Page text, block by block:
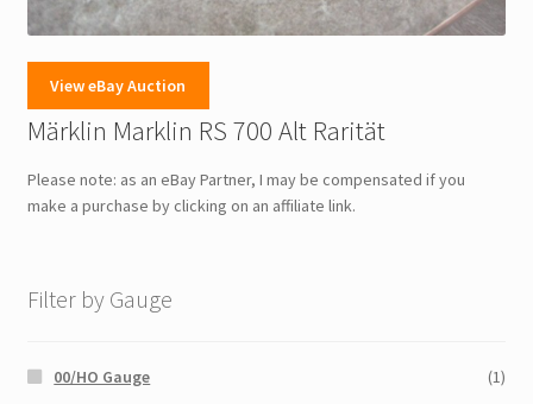
View eBay Auction
Märklin Marklin RS 700 Alt Rarität
Please note: as an eBay Partner, I may be compensated if you
make a purchase by clicking on an affiliate link.
Filter by Gauge
00/HO Gauge (1)